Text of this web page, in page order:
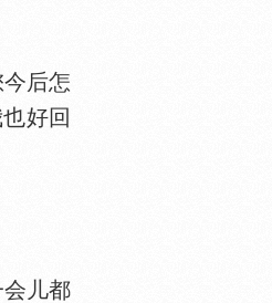
后怎
好回
儿都